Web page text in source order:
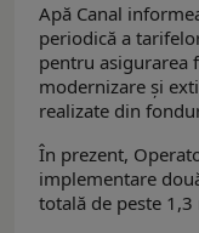
Apă Canal
periodică a
pentru asigurarea
modernizare și
realizate din
În prezent,
implementare
totală de peste